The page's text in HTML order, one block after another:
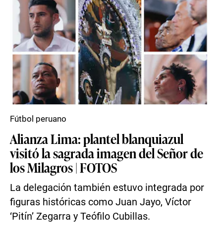
Alianza Lima: plantel blanquiazul
visitó la sagrada imagen del Señor de
los Milagros | FOTOS
La delegación también estuvo integrada por
figuras históricas como Juan Jayo, Víctor
‘Pitín’ Zegarra y Teófilo Cubillas.
Fútbol peruano